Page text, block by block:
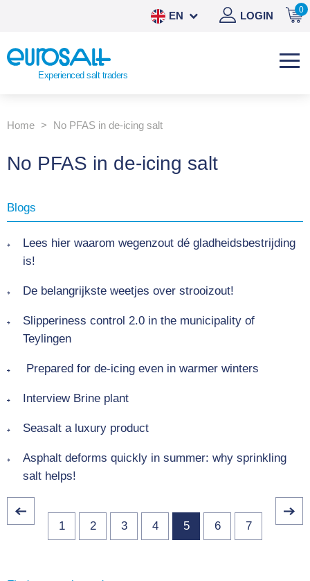
0
LOGIN
EN
Experienced salt traders
Home No PFAS in de-icing salt
No PFAS in de-icing salt
Blogs
Lees hier waarom wegenzout dé gladheidsbestrijding
is!
De belangrijkste weetjes over strooizout!
Slipperiness control 2.0 in the municipality of
Teylingen
Prepared for de-icing even in warmer winters
Interview Brine plant
Seasalt a luxury product
Asphalt deforms quickly in summer: why sprinkling
salt helps!
1 2 3 4 5 6 7